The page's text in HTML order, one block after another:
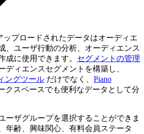
ップロードされたデータはオーディエ
、ユーザ行動の分析、オーディエンス
成に使用できます。 セグメントの管理
ディエンスセグメントを構築し、
ングツール だけでなく、 Piano
クスペースでも便利なデータとして分
ーザグループを選択することができま
年齢、興味関心、有料会員ステータ